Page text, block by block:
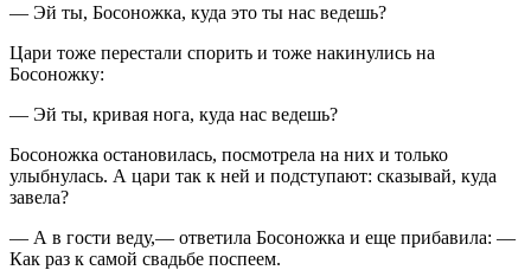
— Эй ты, Босоножка, куда это ты нас ведешь?
Цари тоже перестали спорить и тоже накинулись на
Босоножку:
— Эй ты, кривая нога, куда нас ведешь?
Босоножка остановилась, посмотрела на них и только
улыбнулась. А цари так к ней и подступают: сказывай, куда
завела?
— А в гости веду,— ответила Босоножка и еще прибавила: —
Как раз к самой свадьбе поспеем.